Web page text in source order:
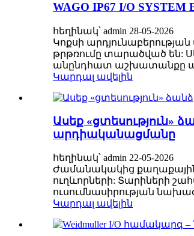
WAGO IP67 I/O
հեղինակ՝ admin 28-05-2026
Կոքսի
թրթռումը տարածված են:
անընդհատ աշխատանքը
Կարդալ ավելին
Ասեք «ցտեսություն»
արդիականացմանը
հեղինակ՝ admin 22-05-2026
Ժամանակակից քաղաքային
ուղևորների: Տարիների
ուսումնասիրության
Կարդալ ավելին